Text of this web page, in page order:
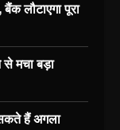
लौटाएगा पूरा
से मचा बड़ा
हैं अगला